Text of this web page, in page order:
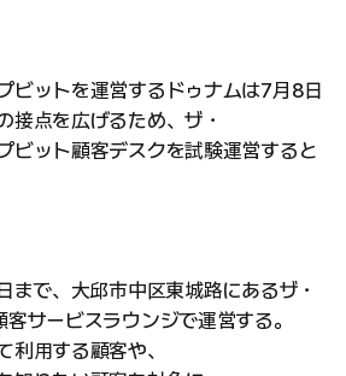
ビットを運営するドゥナムは7月8日
接点を広げるため、ザ・
ビット顧客デスクを試験運営すると
で、大邱市中区東城路にあるザ・
サービスラウンジで運営する。
利用する顧客や、